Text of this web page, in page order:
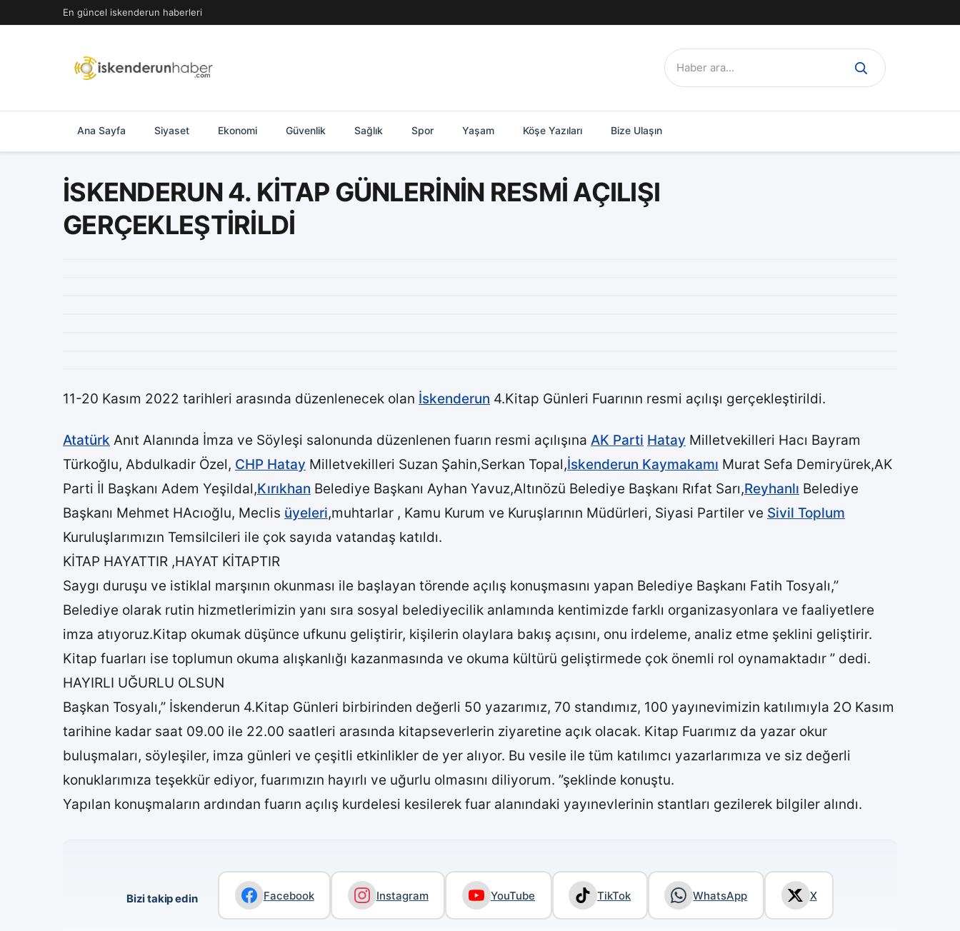
geç
En güncel iskenderun haberleri
Ara:
Ana Sayfa Siyaset Ekonomi Güvenlik Sağlık Spor Yaşam Köşe Yazıları Bize Ulaşın
İSKENDERUN 4. KİTAP GÜNLERİNİN RESMİ AÇILIŞI
GERÇEKLEŞTİRİLDİ
11-20 Kasım 2022 tarihleri arasında düzenlenecek olan İskenderun 4.Kitap Günleri Fuarının resmi açılışı gerçekleştirildi.
Atatürk Anıt Alanında İmza ve Söyleşi salonunda düzenlenen fuarın resmi açılışına AK Parti Hatay Milletvekilleri Hacı Bayram
Türkoğlu, Abdulkadir Özel, CHP Hatay Milletvekilleri Suzan Şahin,Serkan Topal,İskenderun Kaymakamı Murat Sefa Demiryürek,AK
Parti İl Başkanı Adem Yeşildal,Kırıkhan Belediye Başkanı Ayhan Yavuz,Altınözü Belediye Başkanı Rıfat Sarı,Reyhanlı Belediye
Başkanı Mehmet HAcıoğlu, Meclis üyeleri,muhtarlar , Kamu Kurum ve Kuruşlarının Müdürleri, Siyasi Partiler ve Sivil Toplum
Kuruluşlarımızın Temsilcileri ile çok sayıda vatandaş katıldı.
KİTAP HAYATTIR ,HAYAT KİTAPTIR
Saygı duruşu ve istiklal marşının okunması ile başlayan törende açılış konuşmasını yapan Belediye Başkanı Fatih Tosyalı,”
Belediye olarak rutin hizmetlerimizin yanı sıra sosyal belediyecilik anlamında kentimizde farklı organizasyonlara ve faaliyetlere
imza atıyoruz.Kitap okumak düşünce ufkunu geliştirir, kişilerin olaylara bakış açısını, onu irdeleme, analiz etme şeklini geliştirir.
Kitap fuarları ise toplumun okuma alışkanlığı kazanmasında ve okuma kültürü geliştirmede çok önemli rol oynamaktadır ” dedi.
HAYIRLI UĞURLU OLSUN
Başkan Tosyalı,” İskenderun 4.Kitap Günleri birbirinden değerli 50 yazarımız, 70 standımız, 100 yayınevimizin katılımıyla 2O Kasım
tarihine kadar saat 09.00 ile 22.00 saatleri arasında kitapseverlerin ziyaretine açık olacak. Kitap Fuarımız da yazar okur
buluşmaları, söyleşiler, imza günleri ve çeşitli etkinlikler de yer alıyor. Bu vesile ile tüm katılımcı yazarlarımıza ve siz değerli
konuklarımıza teşekkür ediyor, fuarımızın hayırlı ve uğurlu olmasını diliyorum. ”şeklinde konuştu.
Yapılan konuşmaların ardından fuarın açılış kurdelesi kesilerek fuar alanındaki yayınevlerinin stantları gezilerek bilgiler alındı.
Bizi takip edin Facebook Instagram YouTube TikTok WhatsApp X